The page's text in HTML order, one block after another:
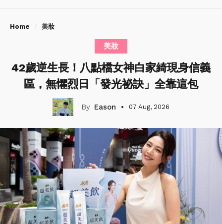
Home 美妝
美妝
42歲逆生長！八點檔女神白家綺現身信義
區，無懼烈日「發光祕訣」全靠這包
Eason 07 Aug, 2026